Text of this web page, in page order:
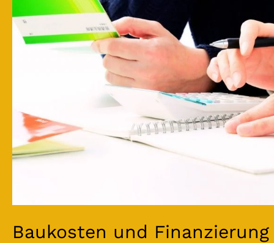
Baukosten und